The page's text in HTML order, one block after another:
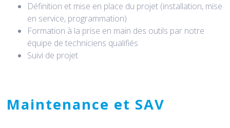
Définition et mise en place du projet (installation, mise
en service, programmation)
Formation à la prise en main des outils par notre
équipe de techniciens qualifiés
Suivi de projet
Maintenance et SAV